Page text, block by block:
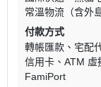
常溫物流（含外島
付款方式
轉帳匯款
宅配
信用卡
ATM 虛
FamiPort